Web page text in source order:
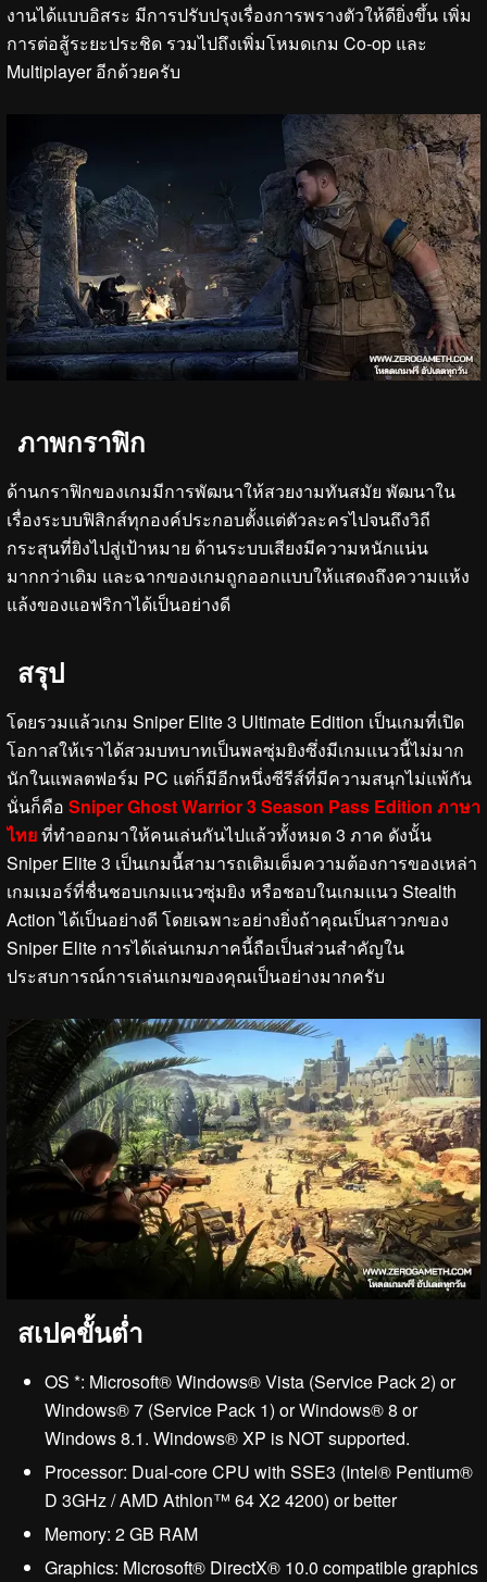
งานได้แบบอิสระ มีการปรับปรุงเรื่องการพรางตัวให้ดียิ่งขึ้น เพิ่ม
การต่อสู้ระยะประชิด รวมไปถึงเพิ่มโหมดเกม Co-op และ
Multiplayer อีกด้วยครับ
ภาพกราฟิก
ด้านกราฟิกของเกมมีการพัฒนาให้สวยงามทันสมัย พัฒนาใน
เรื่องระบบฟิสิกส์ทุกองค์ประกอบตั้งแต่ตัวละครไปจนถึงวิถี
กระสุนที่ยิงไปสู่เป้าหมาย ด้านระบบเสียงมีความหนักแน่น
มากกว่าเดิม และฉากของเกมถูกออกแบบให้แสดงถึงความแห้ง
แล้งของแอฟริกาได้เป็นอย่างดี
สรุป
โดยรวมแล้วเกม Sniper Elite 3 Ultimate Edition เป็นเกมที่เปิด
โอกาสให้เราได้สวมบทบาทเป็นพลซุ่มยิงซึ่งมีเกมแนวนี้ไม่มาก
นักในแพลตฟอร์ม PC แต่ก็มีอีกหนึ่งซีรีส์ที่มีความสนุกไม่แพ้กัน
นั่นก็คือ Sniper Ghost Warrior 3 Season Pass Edition ภาษา
ไทยที่ทำออกมาให้คนเล่นกันไปแล้วทั้งหมด 3 ภาค ดังนั้น
Sniper Elite 3 เป็นเกมนี้สามารถเติมเต็มความต้องการของเหล่า
เกมเมอร์ที่ชื่นชอบเกมแนวซุ่มยิง หรือชอบในเกมแนว Stealth
Action ได้เป็นอย่างดี โดยเฉพาะอย่างยิ่งถ้าคุณเป็นสาวกของ
Sniper Elite การได้เล่นเกมภาคนี้ถือเป็นส่วนสำคัญใน
ประสบการณ์การเล่นเกมของคุณเป็นอย่างมากครับ
สเปคขั้นต่ำ
OS *: Microsoft® Windows® Vista (Service Pack 2) or
Windows® 7 (Service Pack 1) or Windows® 8 or
Windows 8.1. Windows® XP is NOT supported.
Processor: Dual-core CPU with SSE3 (Intel® Pentium®
D 3GHz / AMD Athlon™ 64 X2 4200) or better
Memory: 2 GB RAM
Graphics: Microsoft® DirectX® 10.0 compatible graphics